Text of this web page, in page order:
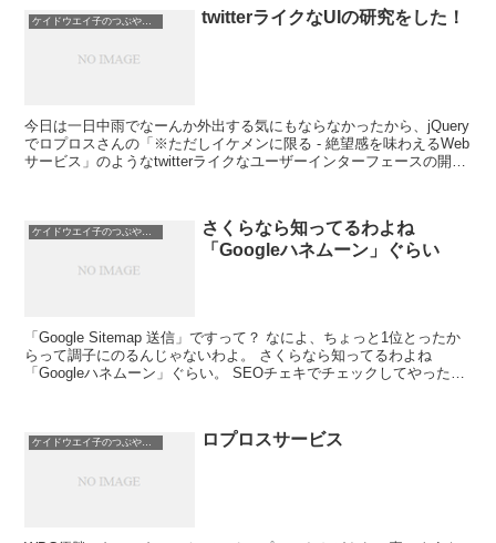
ケイドウエイ子のつぶやき日記 twitterライクなUIの研究をした！
今日は一日中雨でなーんか外出する気にもならなかったから、jQuery
でロプロスさんの「※ただしイケメンに限る - 絶望感を味わえるWeb
サービス」のようなtwitterライクなユーザーインターフェースの開発
ケイドウエイ子のつぶやき日記
さくらなら知ってるわよね
「Googleハネムーン」ぐらい
「Google Sitemap 送信」ですって？ なによ、ちょっと1位とったか
らって調子にのるんじゃないわよ。 さくらなら知ってるわよね
「Googleハネムーン」ぐらい。 SEOチェキでチェックしてやった
ケイドウエイ子のつぶやき日記 ロプロスサービス